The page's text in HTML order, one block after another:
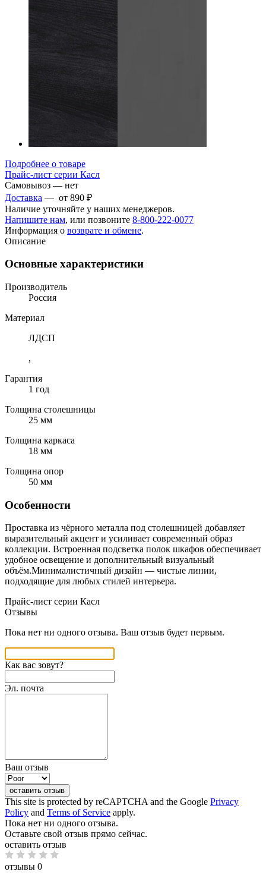
Подробнее о товаре
Прайс-лист серии Касл
Самовывоз — нет
Доставка — от 890 ₽
Наличие уточняйте у наших менеджеров.
Напишите нам, или позвоните 8-800-222-0077
Информация о возврате и обмене.
Описание
Основные характеристики
Производитель
Россия
Материал
ЛДСП
,
Гарантия
1 год
Толщина столешницы
25 мм
Толщина каркаса
18 мм
Толщина опор
50 мм
Особенности
Проставка из чёрного металла под столешницей добавляет
выразительный акцент и усиливает современный образ
коллекции. Встроенная подсветка полок шкафов обеспечивает
удобное освещение и дополнительный визуальный
объём.Минималистичный дизайн — чистые линии,
подходящие для любых стилей интерьера.
Прайс-лист серии Касл
Отзывы
Пока нет ни одного отзыва. Ваш отзыв будет первым.
Как вас зовут?
Эл. почта
Ваш отзыв
оставить отзыв
This site is protected by reCAPTCHA and the Google Privacy
Policy and Terms of Service apply.
Пока нет ни одного отзыва.
Оставьте свой отзыв прямо сейчас.
оставить отзыв
отзывы 0